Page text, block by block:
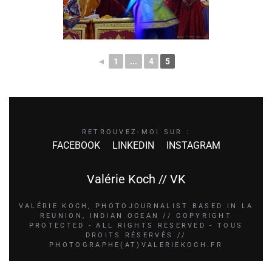
◄ 1 ... 4 5
Valérie Koch // VK
VALÉRIE KOCH, PHOTOJOURNALIST BASED IN LA
REUNION, INDIAN OCEAN // COPYRIGHT
PROTECTED - ALL RIGHTS RESERVED - TOUS
DROITS RÉSERVÉS //
PHOTOGRAPHE(AT)VALERIEKOCH.FR
RETROUVEZ-MOI SUR :
FACEBOOK LINKEDIN INSTAGRAM